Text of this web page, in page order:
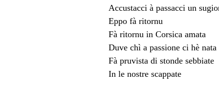
Accustacci à passacci un
Eppo fà ritornu
Fà ritornu in Corsica amata
Duve chì a passione ci hè nata
Fà pruvista di stonde sebbiate
In le nostre scappate